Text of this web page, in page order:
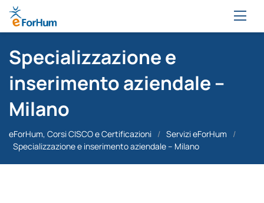
Specializzazione e
inserimento aziendale –
Milano
eForHum, Corsi CISCO e Certificazioni / Servizi eForHum
/
Specializzazione e inserimento aziendale – Milano